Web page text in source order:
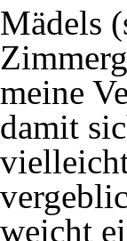
Mädels
meine
damit
weicht